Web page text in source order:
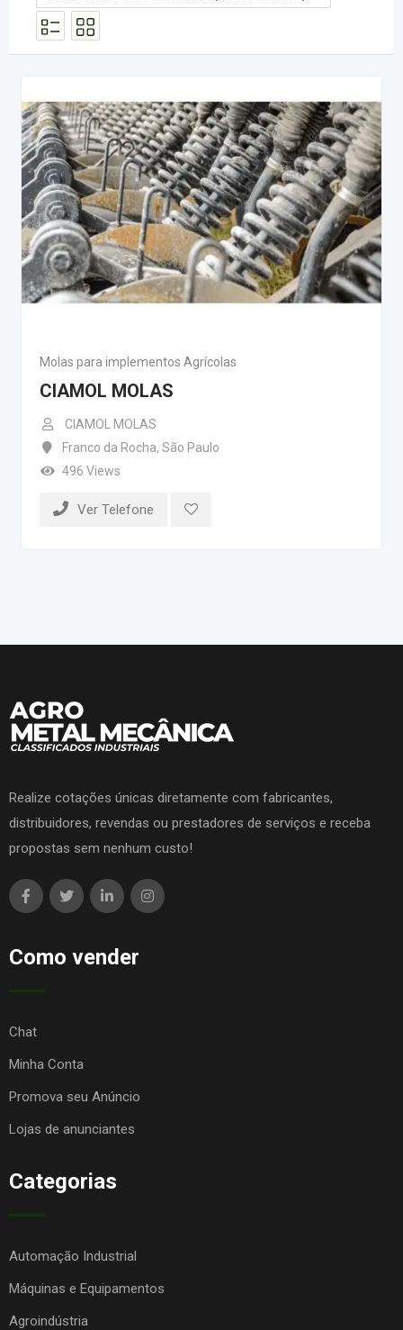
Molas para implementos Agrícolas
CIAMOL MOLAS
CIAMOL MOLAS
Franco da Rocha, São Paulo
496 Views
Ver Telefone
Realize cotações únicas diretamente com fabricantes,
distribuidores, revendas ou prestadores de serviços e receba
propostas sem nenhum custo!
Como vender
Chat
Minha Conta
Promova seu Anúncio
Lojas de anunciantes
Categorias
Automação Industrial
Máquinas e Equipamentos
Agroindústria